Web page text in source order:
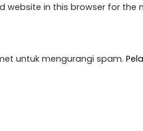
website in this browser for the
untuk mengurangi spam.